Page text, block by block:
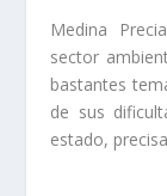
Medina
sector
bastantes
de sus
estado,